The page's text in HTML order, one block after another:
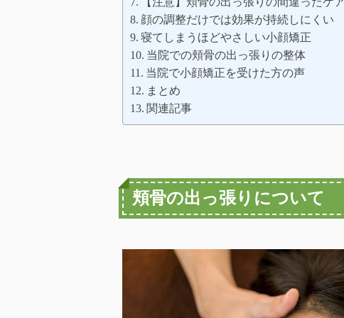
顔の調整だけでは効果が持続しにくい
寝てしまうほどやさしい小顔矯正
当院での頬骨の出っ張りの整体
当院で小顔矯正を受けた方の声
まとめ
関連記事
頬骨の出っ張りについて